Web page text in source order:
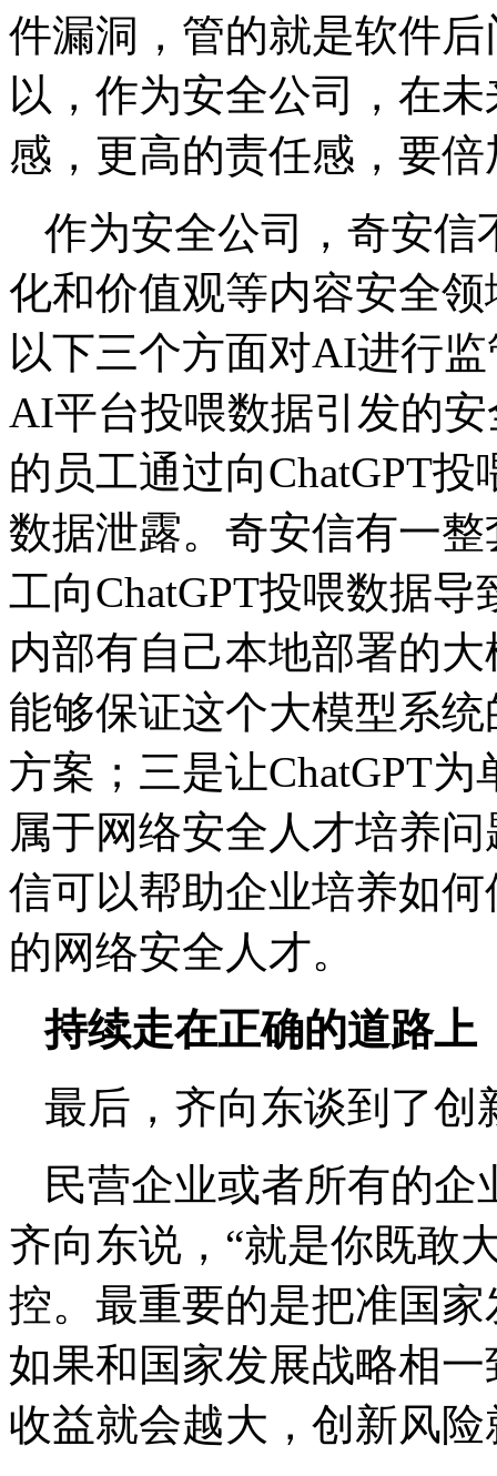
件漏洞，管的就是软件
以，作为安全公司，在
感，更高的责任感，要
作为安全公司，奇安
化和价值观等内容安全
以下三个方面对AI进行
AI平台投喂数据引发的
的员工通过向ChatGPT
数据泄露。奇安信有一
工向ChatGPT投喂数据
内部有自己本地部署的
能够保证这个大模型系
方案；三是让ChatGPT
属于网络安全人才培养
信可以帮助企业培养如
的网络安全人才。
持续走在正确的道路上
最后，齐向东谈到了创
民营企业或者所有的
齐向东说，“就是你既敢
控。最重要的是把准国
如果和国家发展战略相
收益就会越大，创新风